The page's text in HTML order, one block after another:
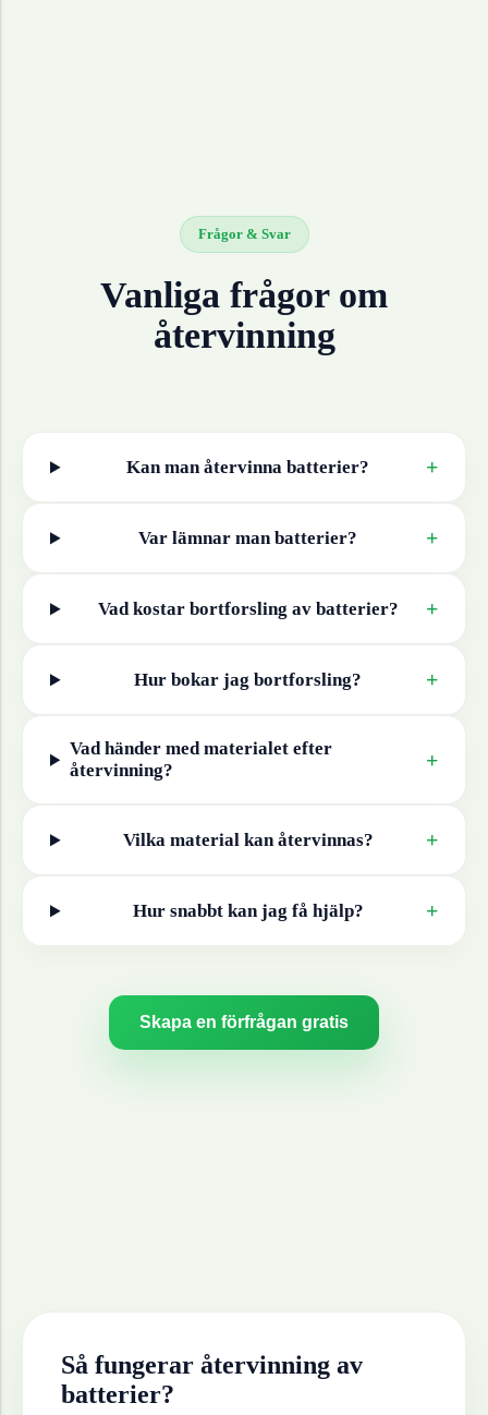
Frågor & Svar
Vanliga frågor om
återvinning
Kan man återvinna batterier? +
Var lämnar man batterier? +
Vad kostar bortforsling av batterier? +
Hur bokar jag bortforsling? +
Vad händer med materialet efter
återvinning?
+
Vilka material kan återvinnas? +
Hur snabbt kan jag få hjälp? +
Skapa en förfrågan gratis
Så fungerar återvinning av
batterier?